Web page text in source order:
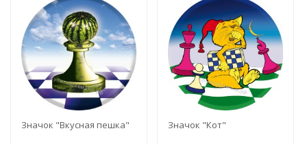
Значок "Вкусная пешка" Значок "Кот"